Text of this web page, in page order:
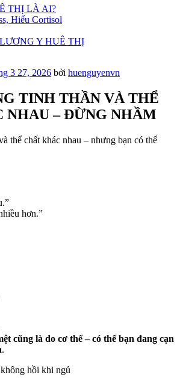
THỊ LÀ AI?
Hiểu Cortisol
Y HUÊ THỊ
3 27, 2026 bởi huenguyenvn
TINH THẦN VÀ THỂ
NHAU – ĐỪNG NHẦM
thể chất khác nhau – nhưng bạn có thể
hơn.”
cũng là do cơ thể – có thể bạn đang cạn
.